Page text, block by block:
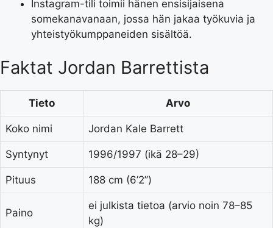
Instagram-tili toimii hänen ensisijaisena
somekanavanaan, jossa hän jakaa työkuvia ja
yhteistyökumppaneiden sisältöä.
Faktat Jordan Barrettista
Tieto Arvo
Koko nimi Jordan Kale Barrett
Syntynyt 1996/1997 (ikä 28–29)
Pituus 188 cm (6’2’’)
Paino
ei julkista tietoa (arvio noin 78–85
kg)